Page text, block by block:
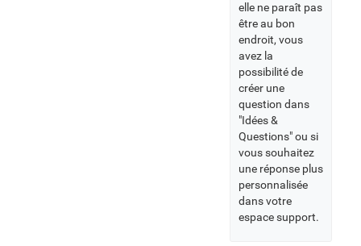
elle ne paraît pas
être au bon
endroit, vous
avez la
possibilité de
créer une
question dans
"Idées &
Questions" ou si
vous souhaitez
une réponse plus
personnalisée
dans votre
espace support.